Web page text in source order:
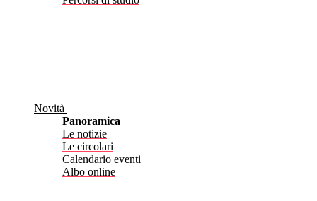
Novità
Panoramica
Le notizie
Le circolari
Calendario eventi
Albo online